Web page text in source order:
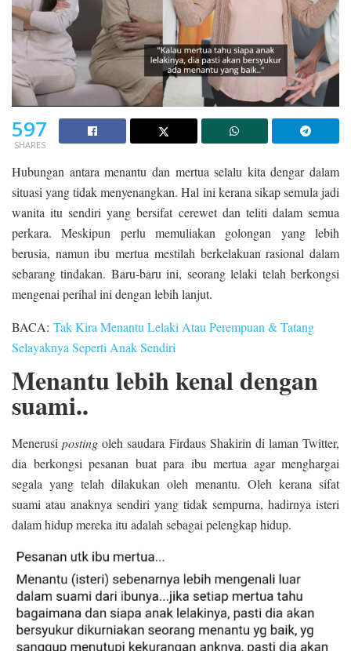
597
SHARES
Hubungan antara menantu dan mertua selalu kita dengar dalam
situasi yang tidak menyenangkan. Hal ini kerana sikap semula jadi
wanita itu sendiri yang bersifat cerewet dan teliti dalam semua
perkara. Meskipun perlu memuliakan golongan yang lebih
berusia, namun ibu mertua mestilah berkelakuan rasional dalam
sebarang tindakan. Baru-baru ini, seorang lelaki telah berkongsi
mengenai perihal ini dengan lebih lanjut.
BACA: Tak Kira Menantu Lelaki Atau Perempuan & Tatang
Selayaknya Seperti Anak Sendiri
Menantu lebih kenal dengan
suami..
Menerusiposting oleh saudara Firdaus Shakirin di laman Twitter,
dia berkongsi pesanan buat para ibu mertua agar menghargai
segala yang telah dilakukan oleh menantu. Oleh kerana sifat
suami atau anaknya sendiri yang tidak sempurna, hadirnya isteri
dalam hidup mereka itu adalah sebagai pelengkap hidup.